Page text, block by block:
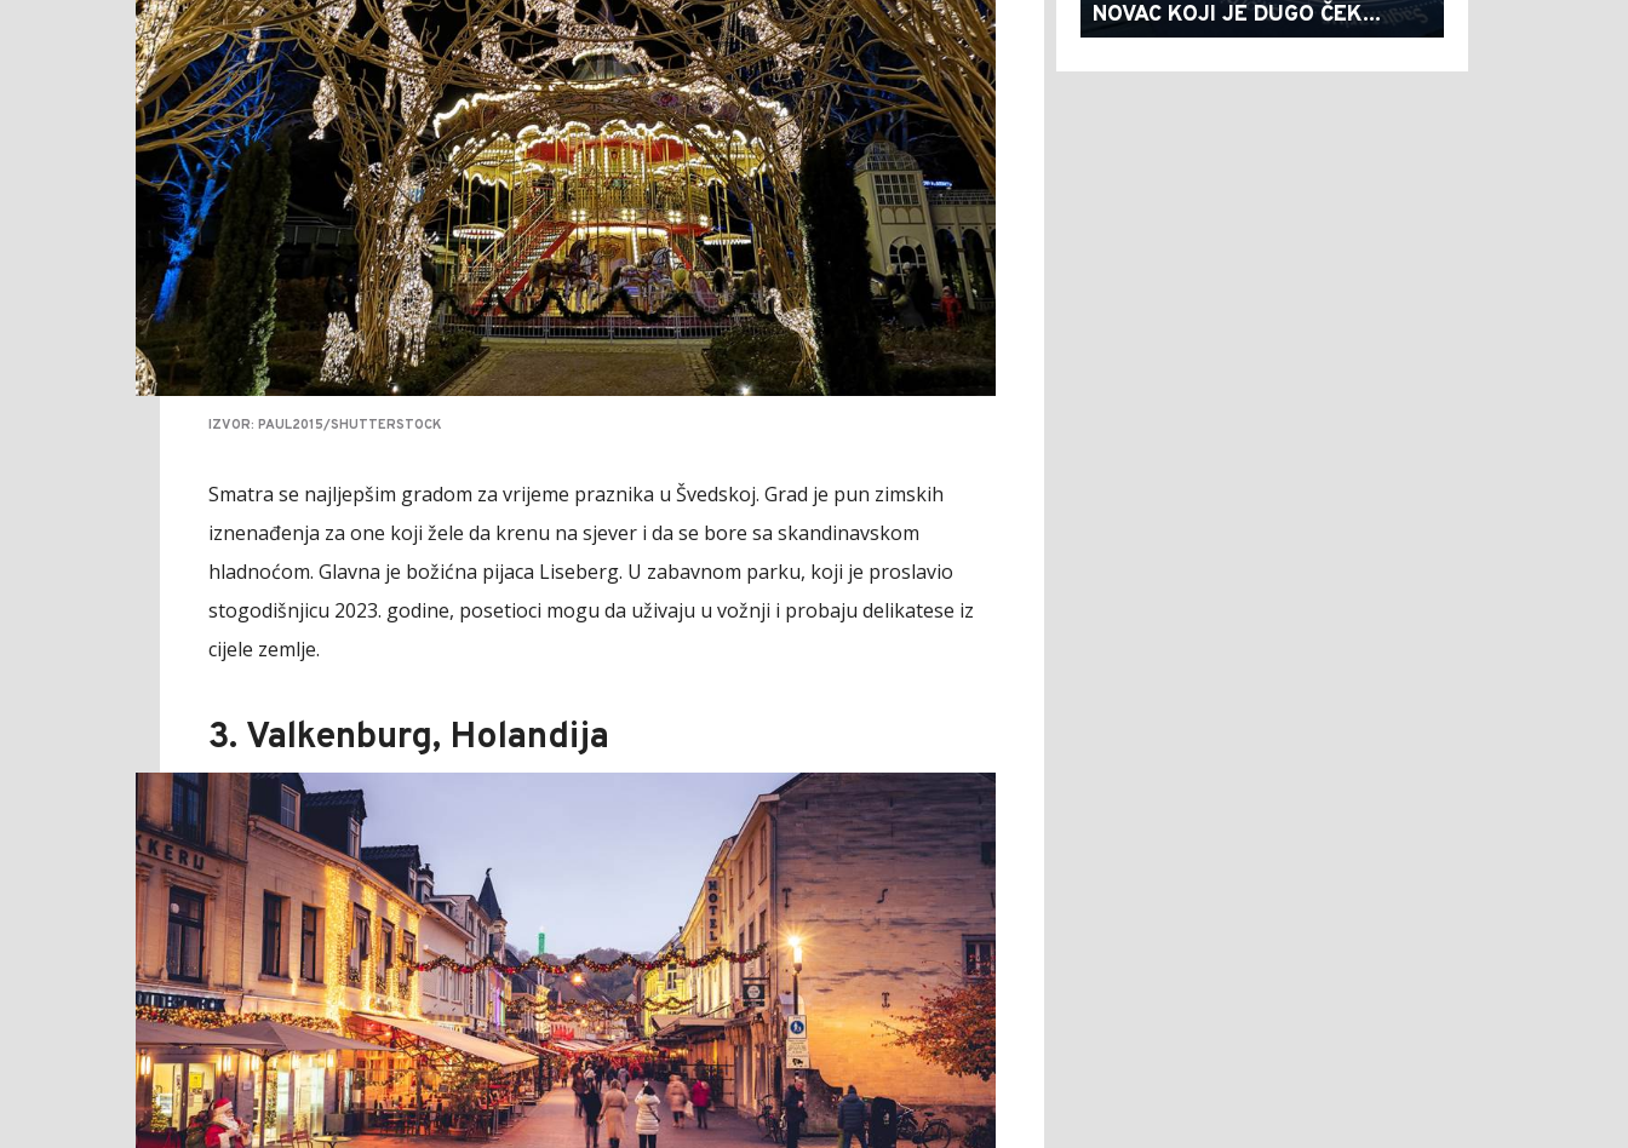
IZVOR: PAUL2015/SHUTTERSTOCK
Smatra se najljepšim gradom za vrijeme praznika u Švedskoj. Grad je pun zimskih
iznenađenja za one koji žele da krenu na sjever i da se bore sa skandinavskom
hladnoćom. Glavna je božićna pijaca Liseberg. U zabavnom parku, koji je proslavio
stogodišnjicu 2023. godine, posetioci mogu da uživaju u vožnji i probaju delikatese iz
cijele zemlje.
3. Valkenburg, Holandija
NOVAC KOJI JE DUGO ČEK...